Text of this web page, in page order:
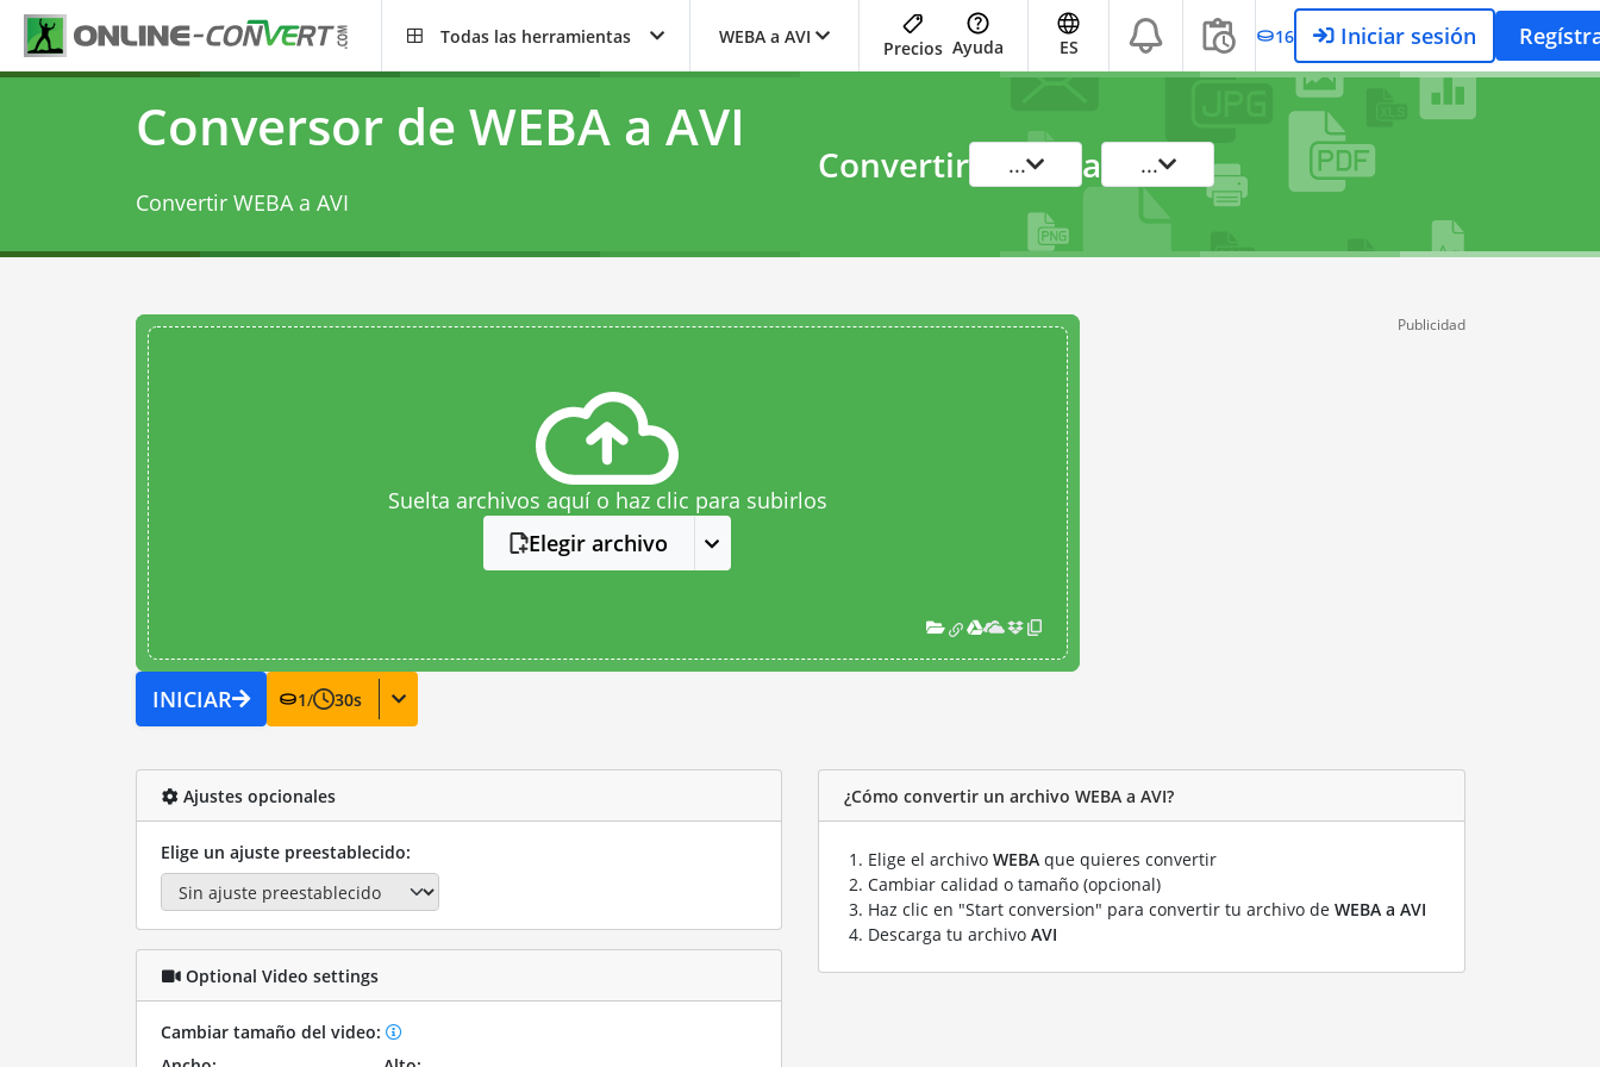
Todas las herramientas WEBA a AVI
Precios Ayuda ES 16 Iniciar sesión
Conversor de WEBA a AVI
Convertir WEBA a AVI
Convertir ... a ...
Suelta archivos aquí o haz clic para subirlos
Elegir archivo
INICIAR 1/ 30s
Publicidad
Ajustes opcionales
Elige un ajuste preestablecido:
Optional Video settings
Cambiar tamaño del video:
¿Cómo convertir un archivo WEBA a AVI?
Elige el archivo WEBA que quieres convertir
Cambiar calidad o tamaño (opcional)
Haz clic en "Start conversion" para convertir tu archivo de WEBA a AVI
Descarga tu archivo AVI